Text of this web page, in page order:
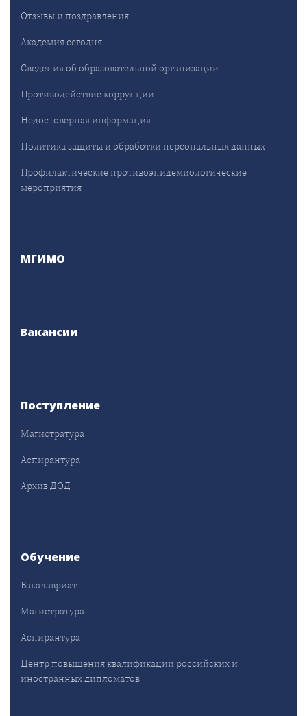
Отзывы и поздравления
Академия сегодня
Сведения об образовательной организации
Противодействие коррупции
Недостоверная информация
Политика защиты и обработки персональных данных
Профилактические противоэпидемиологические
мероприятия
МГИМО
Вакансии
Поступление
Магистратура
Аспирантура
Архив ДОД
Обучение
Бакалавриат
Магистратура
Аспирантура
Центр повышения квалификации российских и
иностранных дипломатов